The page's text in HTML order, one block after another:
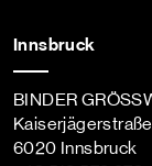
Innsbruck
BINDER
Kaiserjägerstraße
6020 Innsbruck